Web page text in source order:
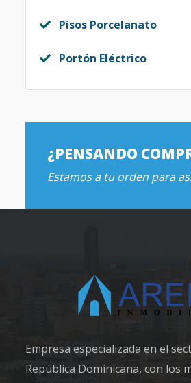
Pisos Porcelanato
Portón Eléctrico
¿PENSANDO
Estamos a tu orden para
Empresa especializada en el
República Dominicana, con los